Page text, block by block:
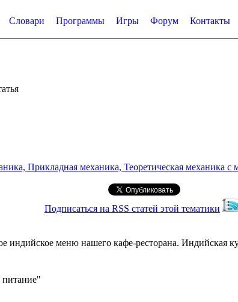
Словари Программы Игры Форум Контакты
Прикладная механика, Теоретическая механика
Подписаться на RSS статей этой тематики
индийское меню нашего кафе-ресторана.
питание"